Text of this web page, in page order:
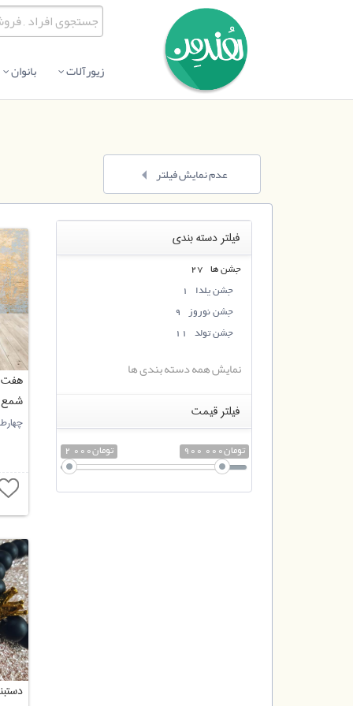
زیورآلات بانوان
عدم نمایش فیلتر
فیلتر دسته بندی
جشن ها 27
جشن یلدا 1
جشن نوروز 9
جشن تولد 11
نمایش همه دسته بندی ها
فیلتر قیمت
2 000تومان 900 000تومان
هفت
شمع